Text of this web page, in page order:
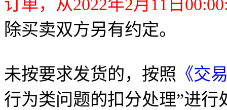
订单，从2022年2月 11 日
除买卖双方另有约定。
未按要求发货的，按照 《交
行为类问题的扣分处理”进行